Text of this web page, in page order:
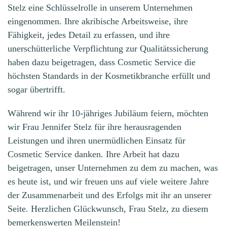
Stelz eine Schlüsselrolle in unserem Unternehmen
eingenommen. Ihre akribische Arbeitsweise, ihre
Fähigkeit, jedes Detail zu erfassen, und ihre
unerschütterliche Verpflichtung zur Qualitätssicherung
haben dazu beigetragen, dass Cosmetic Service die
höchsten Standards in der Kosmetikbranche erfüllt und
sogar übertrifft.
Während wir ihr 10-jähriges Jubiläum feiern, möchten
wir Frau Jennifer Stelz für ihre herausragenden
Leistungen und ihren unermüdlichen Einsatz für
Cosmetic Service danken. Ihre Arbeit hat dazu
beigetragen, unser Unternehmen zu dem zu machen, was
es heute ist, und wir freuen uns auf viele weitere Jahre
der Zusammenarbeit und des Erfolgs mit ihr an unserer
Seite. Herzlichen Glückwunsch, Frau Stelz, zu diesem
bemerkenswerten Meilenstein!
UNSER
ENGAGEMENT
FÜR
DIE
JUGENDABTEILUNG
EMU
GIRLS‘
UND
BOYS‘
–
ZUKUNFTSTAG
2024
FÜR
MÄDCHEN